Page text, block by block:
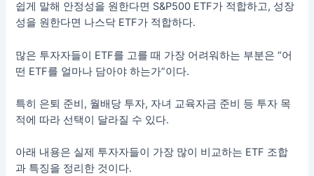
쉽게 말해 안정성을 원한다면 S&P500 ETF가 적합하고, 성장
성을 원한다면 나스닥 ETF가 적합하다.
많은 투자자들이 ETF를 고를 때 가장 어려워하는 부분은 “어
떤 ETF를 얼마나 담아야 하는가”이다.
특히 은퇴 준비, 월배당 투자, 자녀 교육자금 준비 등 투자 목
적에 따라 선택이 달라질 수 있다.
아래 내용은 실제 투자자들이 가장 많이 비교하는 ETF 조합
과 특징을 정리한 것이다.